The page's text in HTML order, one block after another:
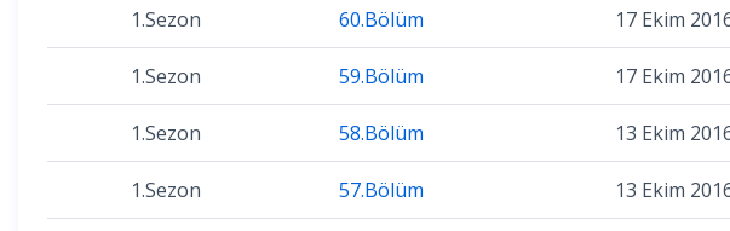
1.Sezon 60.Bölüm 17 Ekim
1.Sezon 59.Bölüm 17 Ekim
1.Sezon 58.Bölüm 13 Ekim
1.Sezon 57.Bölüm 13 Ekim